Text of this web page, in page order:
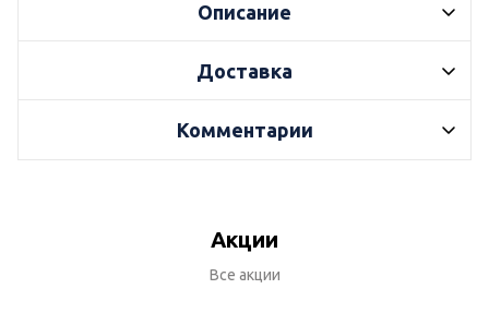
Описание
Доставка
Комментарии
Акции
Все акции